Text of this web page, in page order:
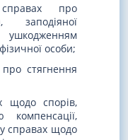
про
заподіяної
особи;
стягнення
щодо спорів,
справах щодо